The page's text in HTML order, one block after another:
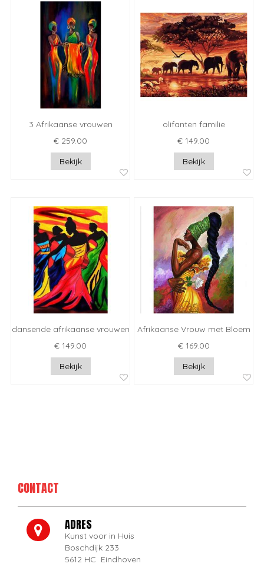
3 Afrikaanse vrouwen
€ 259.00
Bekijk
olifanten familie
€ 149.00
Bekijk
dansende afrikaanse vrouwen
€ 149.00
Bekijk
Afrikaanse Vrouw met Bloem
€ 169.00
Bekijk
CONTACT
ADRES
Kunst voor in Huis
Boschdijk 233
5612 HC Eindhoven